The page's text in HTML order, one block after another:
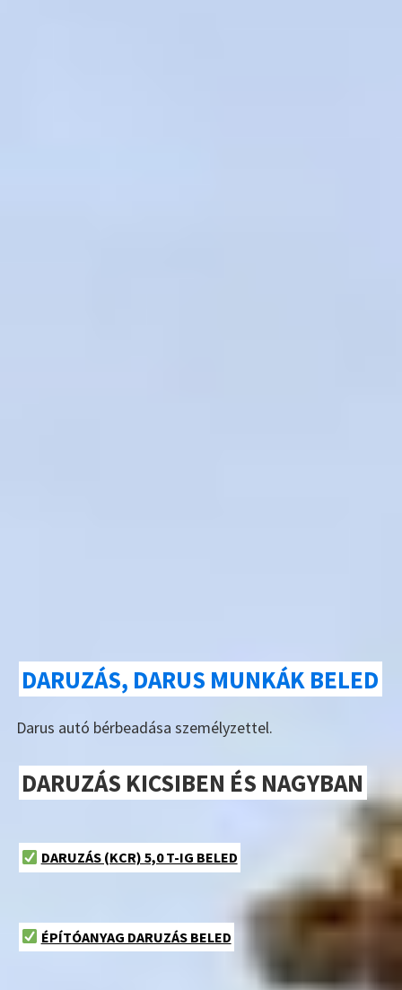
DARUZÁS, DARUS MUNKÁK BELED
Darus autó bérbeadása személyzettel.
DARUZÁS KICSIBEN ÉS NAGYBAN
DARUZÁS (KCR) 5,0 T-IG BELED
ÉPÍTÓANYAG DARUZÁS BELED